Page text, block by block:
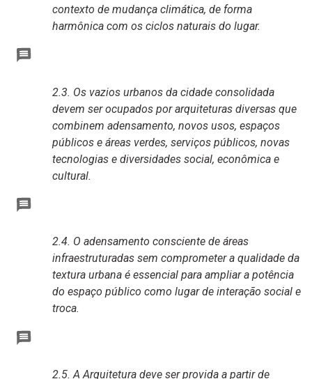
contexto de mudança climática, de forma
harmônica com os ciclos naturais do lugar.
2.3. Os vazios urbanos da cidade consolidada
devem ser ocupados por arquiteturas diversas que
combinem adensamento, novos usos, espaços
públicos e áreas verdes, serviços públicos, novas
tecnologias e diversidades social, econômica e
cultural.
2.4. O adensamento consciente de áreas
infraestruturadas sem comprometer a qualidade da
textura urbana é essencial para ampliar a potência
do espaço público como lugar de interação social e
troca.
2.5. A Arquitetura deve ser provida a partir de